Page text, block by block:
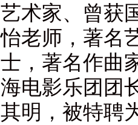
艺术家、曾获
怡老师，著名
士，著名作曲
海电影乐团团
其明，被特聘